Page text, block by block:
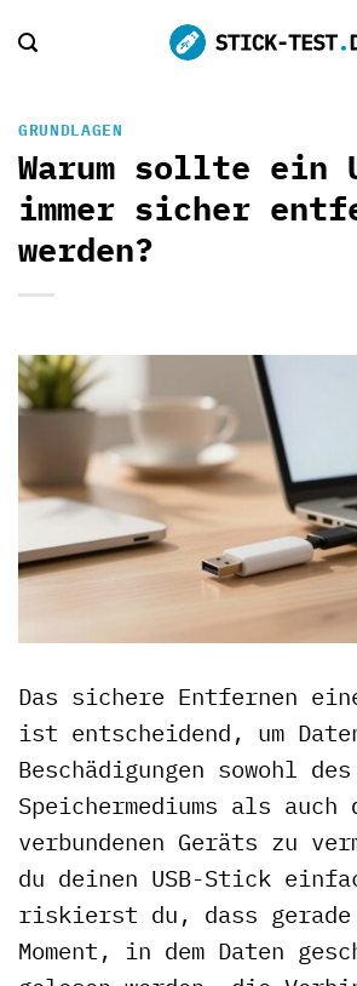
Inhalt
GRUNDLAGEN
Warum sollte ein
immer sicher
werden?
Das sichere Entfernen
ist entscheidend, um
Beschädigungen sowohl des
Speichermediums als auch
verbundenen Geräts zu
du deinen USB-Stick
riskierst du, dass gerade
Moment, in dem Daten